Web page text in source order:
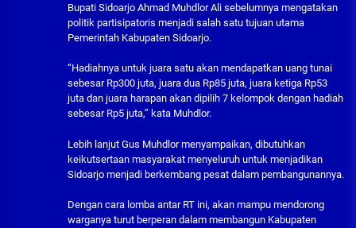
Bupati Sidoarjo Ahmad Muhdlor Ali sebelumnya mengatakan
politik partisipatoris menjadi salah satu tujuan utama
Pemerintah Kabupaten Sidoarjo.
“Hadiahnya untuk juara satu akan mendapatkan uang tunai
sebesar Rp300 juta, juara dua Rp85 juta, juara ketiga Rp53
juta dan juara harapan akan dipilih 7 kelompok dengan hadiah
sebesar Rp5 juta,” kata Muhdlor.
Lebih lanjut Gus Muhdlor menyampaikan, dibutuhkan
keikutsertaan masyarakat menyeluruh untuk menjadikan
Sidoarjo menjadi berkembang pesat dalam pembangunannya.
Dengan cara lomba antar RT ini, akan mampu mendorong
warganya turut berperan dalam membangun Kabupaten